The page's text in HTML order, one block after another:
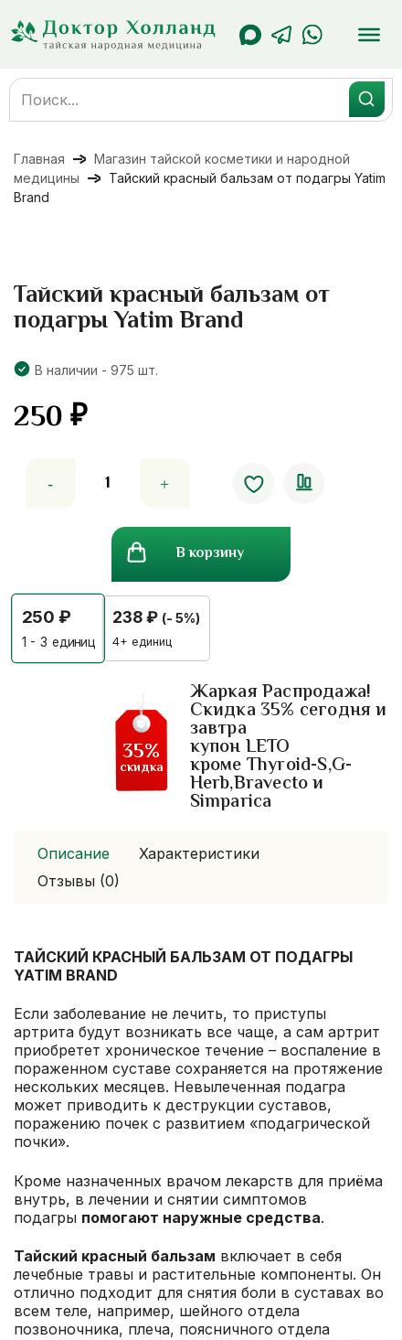
содержанию
Search
for:
Главная
Магазин тайской косметики и народной
медицины
Тайский красный бальзам от подагры Yatim
Brand
Тайский красный бальзам от
подагры Yatim Brand
В наличии - 975 шт.
250₽
товара
подагры
Yatim
Brand
В корзину
250₽
1 - 3 единиц
238₽ (- 5%)
4+ единиц
Жаркая Распродажа!
Скидка 35% сегодня и
завтра
купон LETO
кроме Thyroid-S,G-
Herb,Bravecto и
Simparica
35%
скидка
Описание
Характеристики
Отзывы (0)
ТАЙСКИЙ КРАСНЫЙ БАЛЬЗАМ ОТ ПОДАГРЫ
YATIM BRAND
Если заболевание не лечить, то приступы
артрита будут возникать все чаще, а сам артрит
приобретет хроническое течение – воспаление в
пораженном суставе сохраняется на протяжение
нескольких месяцев. Невылеченная подагра
может приводить к деструкции суставов,
поражению почек с развитием «подагрической
почки».
Кроме назначенных врачом лекарств для приёма
внутрь, в лечении и снятии симптомов
подагры помогают наружные средства.
Тайский красный бальзам включает в себя
лечебные травы и растительные компоненты. Он
отлично подходит для снятия боли в суставах во
всем теле, например, шейного отдела
позвоночника, плеча, поясничного отдела